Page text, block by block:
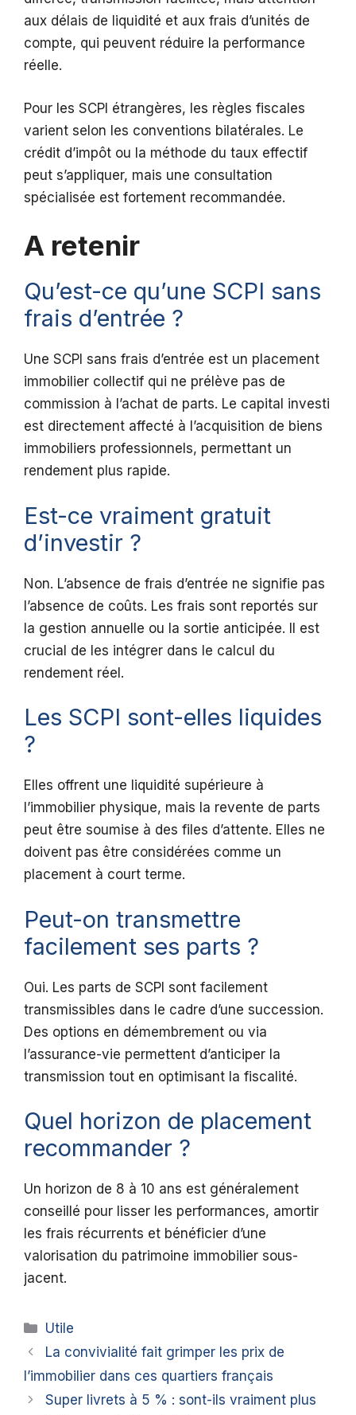
aux délais de liquidité et aux frais d’unités de
compte, qui peuvent réduire la performance
réelle.
Pour les SCPI étrangères, les règles fiscales
varient selon les conventions bilatérales. Le
crédit d’impôt ou la méthode du taux effectif
peut s’appliquer, mais une consultation
spécialisée est fortement recommandée.
A retenir
Qu’est-ce qu’une SCPI sans
frais d’entrée ?
Une SCPI sans frais d’entrée est un placement
immobilier collectif qui ne prélève pas de
commission à l’achat de parts. Le capital investi
est directement affecté à l’acquisition de biens
immobiliers professionnels, permettant un
rendement plus rapide.
Est-ce vraiment gratuit
d’investir ?
Non. L’absence de frais d’entrée ne signifie pas
l’absence de coûts. Les frais sont reportés sur
la gestion annuelle ou la sortie anticipée. Il est
crucial de les intégrer dans le calcul du
rendement réel.
Les SCPI sont-elles liquides
?
Elles offrent une liquidité supérieure à
l’immobilier physique, mais la revente de parts
peut être soumise à des files d’attente. Elles ne
doivent pas être considérées comme un
placement à court terme.
Peut-on transmettre
facilement ses parts ?
Oui. Les parts de SCPI sont facilement
transmissibles dans le cadre d’une succession.
Des options en démembrement ou via
l’assurance-vie permettent d’anticiper la
transmission tout en optimisant la fiscalité.
Quel horizon de placement
recommander ?
Un horizon de 8 à 10 ans est généralement
conseillé pour lisser les performances, amortir
les frais récurrents et bénéficier d’une
valorisation du patrimoine immobilier sous-
jacent.
Catégories
Utile
La convivialité fait grimper les prix de
l’immobilier dans ces quartiers français
Super livrets à 5 % : sont-ils vraiment plus